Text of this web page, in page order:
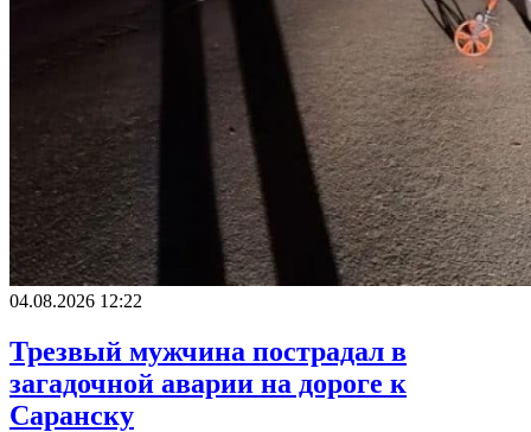
04.08.2026 12:22
Трезвый мужчина пострадал в
загадочной аварии на дороге к
Саранску